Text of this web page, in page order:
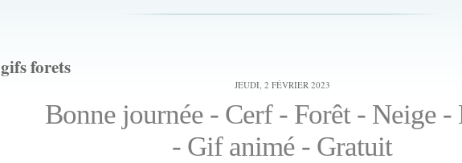
gifs forets
JEUDI, 2 FÉVRIER 2023
Bonne journée - Cerf - Forêt - Neige -
- Gif animé - Gratuit